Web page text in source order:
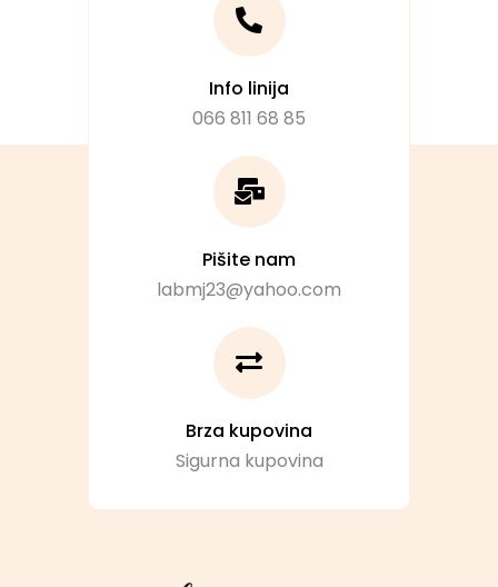
Info linija
066 811 68 85
Pišite nam
labmj23@yahoo.com
Brza kupovina
Sigurna kupovina